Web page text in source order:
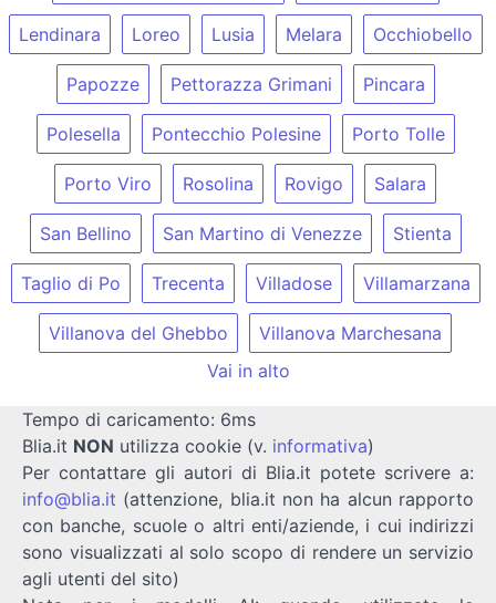
Lendinara Loreo Lusia Melara Occhiobello
Papozze Pettorazza Grimani Pincara
Polesella Pontecchio Polesine Porto Tolle
Porto Viro Rosolina Rovigo Salara
San Bellino San Martino di Venezze Stienta
Taglio di Po Trecenta Villadose Villamarzana
Villanova del Ghebbo
Villanova Marchesana
Vai in alto
Tempo di caricamento: 6ms
Blia.it NON utilizza cookie (v. informativa)
Per contattare gli autori di Blia.it potete scrivere a:
info@blia.it (attenzione, blia.it non ha alcun rapporto
con banche, scuole o altri enti/aziende, i cui indirizzi
sono visualizzati al solo scopo di rendere un servizio
agli utenti del sito)